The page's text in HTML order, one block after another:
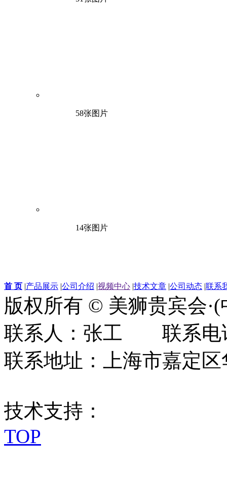
58张图片
14张图片
首 页 |产品展示 |公司介绍 |视频中心 |技术文章 |公司动态 |联系
版权所有 © 美狮贵宾会
联系人：张工 联系电
联系地址：上海市嘉定
技术支持：
TOP